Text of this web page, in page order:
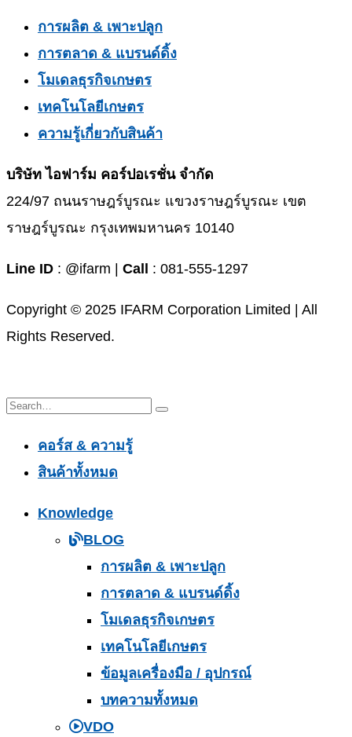
การผลิต & เพาะปลูก
การตลาด & แบรนด์ดิ้ง
โมเดลธุรกิจเกษตร
เทคโนโลยีเกษตร
ความรู้เกี่ยวกับสินค้า
บริษัท ไอฟาร์ม คอร์ปอเรชั่น จำกัด
224/97 ถนนราษฎร์บูรณะ แขวงราษฎร์บูรณะ เขต
ราษฎร์บูรณะ กรุงเทพมหานคร 10140
Line ID : @ifarm | Call : 081-555-1297
Copyright © 2025 IFARM Corporation Limited | All
Rights Reserved.
คอร์ส & ความรู้
สินค้าทั้งหมด
Knowledge
BLOG
การผลิต & เพาะปลูก
การตลาด & แบรนด์ดิ้ง
โมเดลธุรกิจเกษตร
เทคโนโลยีเกษตร
ข้อมูลเครื่องมือ / อุปกรณ์
บทความทั้งหมด
VDO